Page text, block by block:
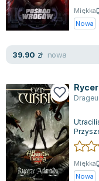
Nauka języków
Podręczniki dla
Blanka Lipińska
Jaś Kapela
Witold Gadowski
Jan Pietrzak
Marcin Kowalczyk
Piotr Zychowicz
Joanna Jabłczyńska
Piotr Kościelny
Jan Piński
Zygmunt Freud
Agata Passent
Miękka
Nowa
39.90 zł nowa
Miękka
Nowa